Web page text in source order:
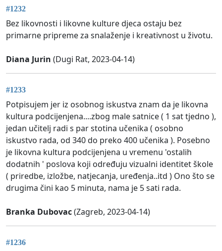
#1232
Bez likovnosti i likovne kulture djeca ostaju bez
primarne pripreme za snalaženje i kreativnost u životu.
Diana Jurin (Dugi Rat, 2023-04-14)
#1233
Potpisujem jer iz osobnog iskustva znam da je likovna
kultura podcijenjena....zbog male satnice ( 1 sat tjedno ),
jedan učitelj radi s par stotina učenika ( osobno
iskustvo rada, od 340 do preko 400 učenika ). Posebno
je likovna kultura podcijenjena u vremenu 'ostalih
dodatnih ' poslova koji određuju vizualni identitet škole
( priredbe, izložbe, natjecanja, uređenja..itd ) Ono što se
drugima čini kao 5 minuta, nama je 5 sati rada.
Branka Dubovac(Zagreb, 2023-04-14)
#1236